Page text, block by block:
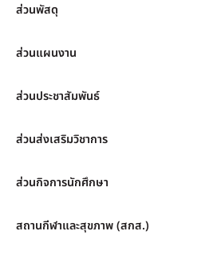
ส่วนพัสดุ
ส่วนแผนงาน
ส่วนประชาสัมพันธ์
ส่วนส่งเสริมวิชาการ
ส่วนกิจการนักศึกษา
สถานกีฬาและสุขภาพ (สกส.)